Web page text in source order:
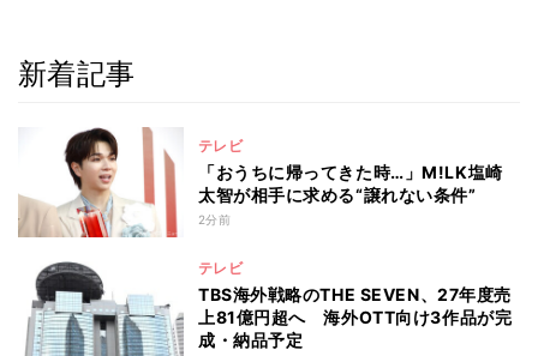
新着記事
テレビ
「おうちに帰ってきた時…」M!LK塩崎
太智が相手に求める“譲れない条件”
2分前
テレビ
TBS海外戦略のTHE SEVEN、27年度売
上81億円超へ 海外OTT向け3作品が完
成・納品予定